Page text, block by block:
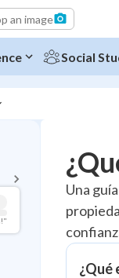
an image
Social
Topic
Pug Score
Getting Started
Videos
Una
¿Qué